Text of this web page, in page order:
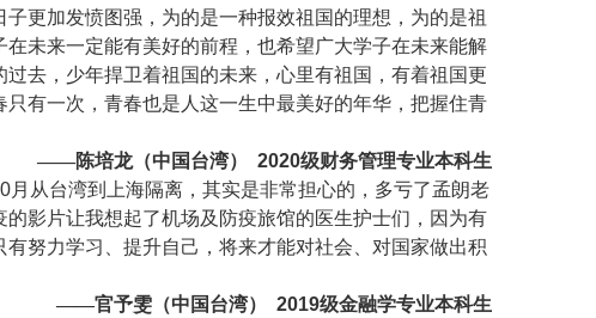
更加发愤图强，为的是一种报效祖国的理想，为的是祖
未来一定能有美好的前程，也希望广大学子在未来能解
去，少年捍卫着祖国的未来，心里有祖国，有着祖国更
有一次，青春也是人这一生中最美好的年华，把握住青
——陈培龙（中国台湾）
2020级财务管理专业本科生
月从台湾到上海隔离，其实是非常担心的，多亏了孟朗老
影片让我想起了机场及防疫旅馆的医生护士们，因为有
努力学习、提升自己，将来才能对社会、对国家做出积
——官予雯（中国台湾）
2019级金融学专业本科生